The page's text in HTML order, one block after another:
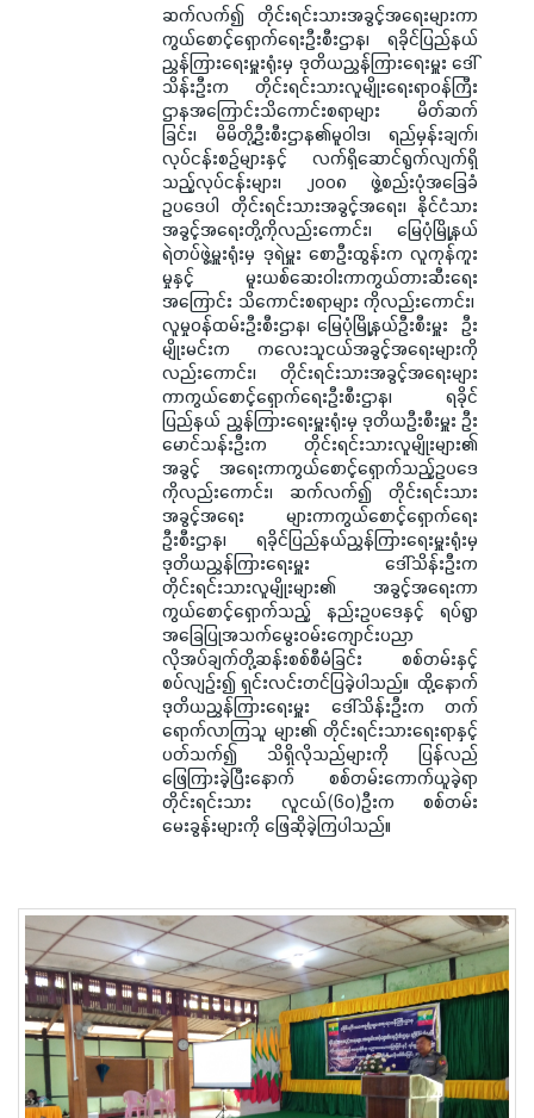
ဆက်လက်၍ တိုင်းရင်းသားအခွင့်အရေးများကာ
ကွယ်စောင့်ရှောက်ရေးဦးစီးဌာန၊ ရခိုင်ပြည်နယ်
ညွှန်ကြားရေးမှူးရုံးမှ ဒုတိယညွှန်ကြားရေးမှူး ဒေါ်
သိန်းဦးက တိုင်းရင်းသားလူမျိုးရေးရာဝန်ကြီး
ဌာနအကြောင်းသိကောင်းစရာများ မိတ်ဆက်
ခြင်း၊ မိမိတို့ဦးစီးဌာန၏မူဝါဒ၊ ရည်မှန်းချက်၊
လုပ်ငန်းစဉ်များနှင့် လက်ရှိဆောင်ရွက်လျက်ရှိ
သည့်လုပ်ငန်းများ၊ ၂၀၀၈ ဖွဲ့စည်းပုံအခြေခံ
ဥပဒေပါ တိုင်းရင်းသားအခွင့်အရေး၊ နိုင်ငံသား
အခွင့်အရေးတို့ကိုလည်းကောင်း၊ မြေပုံမြို့နယ်
ရဲတပ်ဖွဲ့မှူးရုံးမှ ဒုရဲမှူး စောဦးထွန်းက လူကုန်ကူး
မှုနှင့် မူးယစ်ဆေးဝါးကာကွယ်တားဆီးရေး
အကြောင်း သိကောင်းစရာများ ကိုလည်းကောင်း၊
လူမှုဝန်ထမ်းဦးစီးဌာန၊ မြေပုံမြို့နယ်ဦးစီးမှူး ဦး
မျိုးမင်းက ကလေးသူငယ်အခွင့်အရေးများကို
လည်းကောင်း၊ တိုင်းရင်းသားအခွင့်အရေးများ
ကာကွယ်စောင့်ရှောက်ရေးဦးစီးဌာန၊ ရခိုင်
ပြည်နယ် ညွှန်ကြားရေးမှူးရုံးမှ ဒုတိယဦးစီးမှူး ဦး
မောင်သန်းဦးက တိုင်းရင်းသားလူမျိုးများ၏
အခွင့် အရေးကာကွယ်စောင့်ရှောက်သည့်ဥပဒေ
ကိုလည်းကောင်း၊ ဆက်လက်၍ တိုင်းရင်းသား
အခွင့်အရေး များကာကွယ်စောင့်ရှောက်ရေး
ဦးစီးဌာန၊ ရခိုင်ပြည်နယ်ညွှန်ကြားရေးမှူးရုံးမှ
ဒုတိယညွှန်ကြားရေးမှူး ဒေါ်သိန်းဦးက
တိုင်းရင်းသားလူမျိုးများ၏ အခွင့်အရေးကာ
ကွယ်စောင့်ရှောက်သည့် နည်းဥပဒေနှင့် ရပ်ရွာ
အခြေပြုအသက်မွေးဝမ်းကျောင်းပညာ
လိုအပ်ချက်တို့ဆန်းစစ်စီမံခြင်း စစ်တမ်းနှင့်
စပ်လျဉ်း၍ ရှင်းလင်းတင်ပြခဲ့ပါသည်။ ထို့နောက်
ဒုတိယညွှန်ကြားရေးမှူး ဒေါ်သိန်းဦးက တက်
ရောက်လာကြသူ များ၏ တိုင်းရင်းသားရေးရာနှင့်
ပတ်သက်၍ သိရှိလိုသည်များကို ပြန်လည်
ဖြေကြားခဲ့ပြီးနောက် စစ်တမ်းကောက်ယူခဲ့ရာ
တိုင်းရင်းသား လူငယ်(၆၀)ဦးက စစ်တမ်း
မေးခွန်းများကို ဖြေဆိုခဲ့ကြပါသည်။